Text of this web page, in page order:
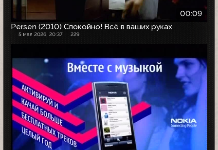
00:09
Persen (2010) Спокойно! Всё в ваших руках
5 мая 2026, 20:37 229